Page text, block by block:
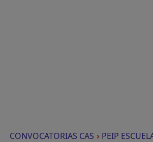
CONVOCATORIAS CAS › PEIP